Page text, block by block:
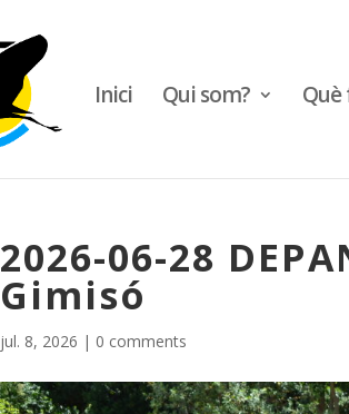
Inici Qui som? Què
2026-06-28
Gimisó
jul. 8, 2026 | 0 comments